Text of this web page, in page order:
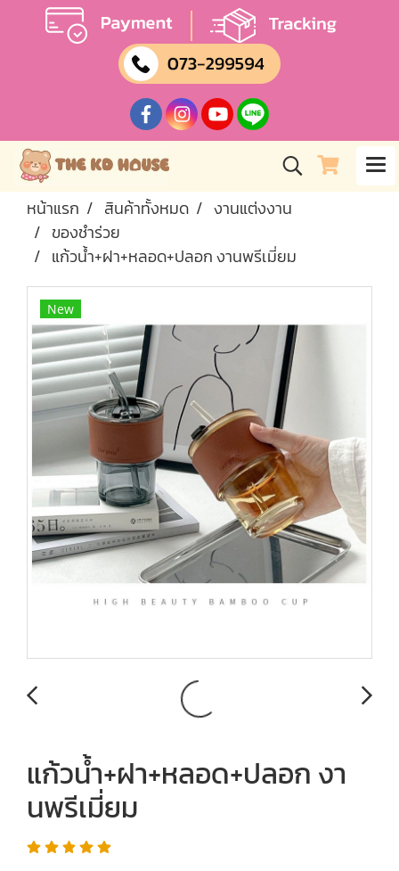
หน้าแรก สินค้าทั้งหมด
งานแต่งงาน
ของชำร่วย
แก้วน้ำ+ฝา+หลอด+ปลอก งานพรีเมี่ยม
New
แก้วน้ำ+ฝา+หลอด+ปลอก งา
นพรีเมี่ยม